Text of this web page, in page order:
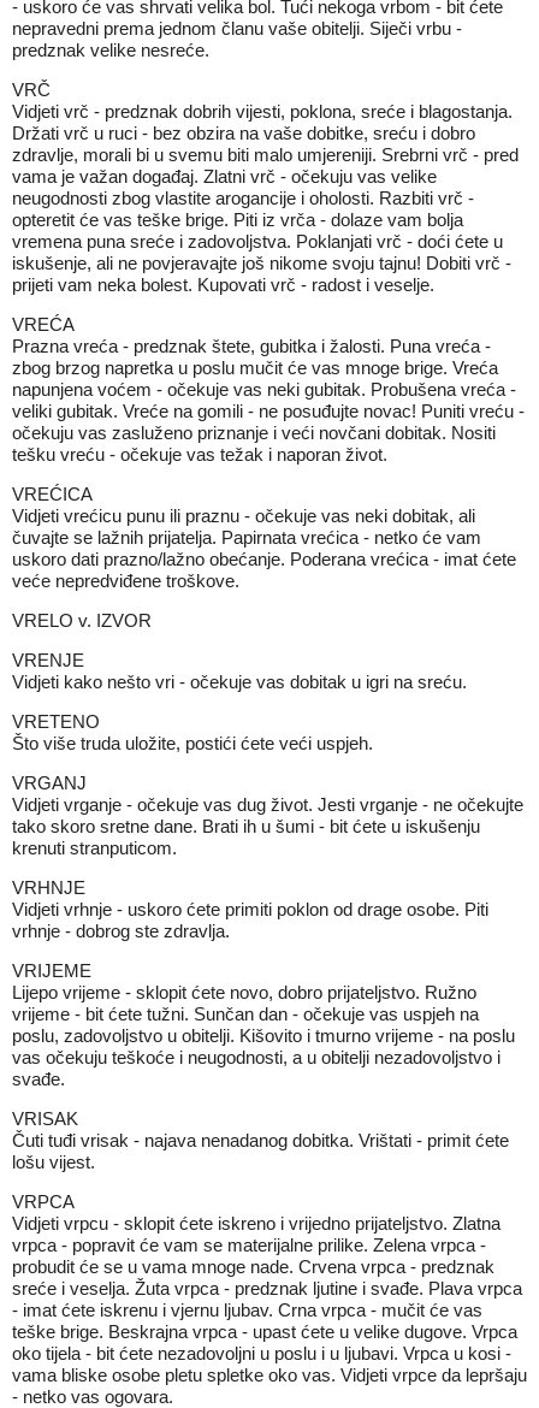
- uskoro će vas shrvati velika bol. Tući nekoga vrbom - bit ćete
nepravedni prema jednom članu vaše obitelji. Siječi vrbu -
predznak velike nesreće.
VRČ
Vidjeti vrč - predznak dobrih vijesti, poklona, sreće i blagostanja.
Držati vrč u ruci - bez obzira na vaše dobitke, sreću i dobro
zdravlje, morali bi u svemu biti malo umjereniji. Srebrni vrč - pred
vama je važan događaj. Zlatni vrč - očekuju vas velike
neugodnosti zbog vlastite arogancije i oholosti. Razbiti vrč -
opteretit će vas teške brige. Piti iz vrča - dolaze vam bolja
vremena puna sreće i zadovoljstva. Poklanjati vrč - doći ćete u
iskušenje, ali ne povjeravajte još nikome svoju tajnu! Dobiti vrč -
prijeti vam neka bolest. Kupovati vrč - radost i veselje.
VREĆA
Prazna vreća - predznak štete, gubitka i žalosti. Puna vreća -
zbog brzog napretka u poslu mučit će vas mnoge brige. Vreća
napunjena voćem - očekuje vas neki gubitak. Probušena vreća -
veliki gubitak. Vreće na gomili - ne posuđujte novac! Puniti vreću -
očekuju vas zasluženo priznanje i veći novčani dobitak. Nositi
tešku vreću - očekuje vas težak i naporan život.
VREĆICA
Vidjeti vrećicu punu ili praznu - očekuje vas neki dobitak, ali
čuvajte se lažnih prijatelja. Papirnata vrećica - netko će vam
uskoro dati prazno/lažno obećanje. Poderana vrećica - imat ćete
veće nepredviđene troškove.
VRELO v. IZVOR
VRENJE
Vidjeti kako nešto vri - očekuje vas dobitak u igri na sreću.
VRETENO
Što više truda uložite, postići ćete veći uspjeh.
VRGANJ
Vidjeti vrganje - očekuje vas dug život. Jesti vrganje - ne očekujte
tako skoro sretne dane. Brati ih u šumi - bit ćete u iskušenju
krenuti stranputicom.
VRHNJE
Vidjeti vrhnje - uskoro ćete primiti poklon od drage osobe. Piti
vrhnje - dobrog ste zdravlja.
VRIJEME
Lijepo vrijeme - sklopit ćete novo, dobro prijateljstvo. Ružno
vrijeme - bit ćete tužni. Sunčan dan - očekuje vas uspjeh na
poslu, zadovoljstvo u obitelji. Kišovito i tmurno vrijeme - na poslu
vas očekuju teškoće i neugodnosti, a u obitelji nezadovoljstvo i
svađe.
VRISAK
Čuti tuđi vrisak - najava nenadanog dobitka. Vrištati - primit ćete
lošu vijest.
VRPCA
Vidjeti vrpcu - sklopit ćete iskreno i vrijedno prijateljstvo. Zlatna
vrpca - popravit će vam se materijalne prilike. Zelena vrpca -
probudit će se u vama mnoge nade. Crvena vrpca - predznak
sreće i veselja. Žuta vrpca - predznak ljutine i svađe. Plava vrpca
- imat ćete iskrenu i vjernu ljubav. Crna vrpca - mučit će vas
teške brige. Beskrajna vrpca - upast ćete u velike dugove. Vrpca
oko tijela - bit ćete nezadovoljni u poslu i u ljubavi. Vrpca u kosi -
vama bliske osobe pletu spletke oko vas. Vidjeti vrpce da lepršaju
- netko vas ogovara.